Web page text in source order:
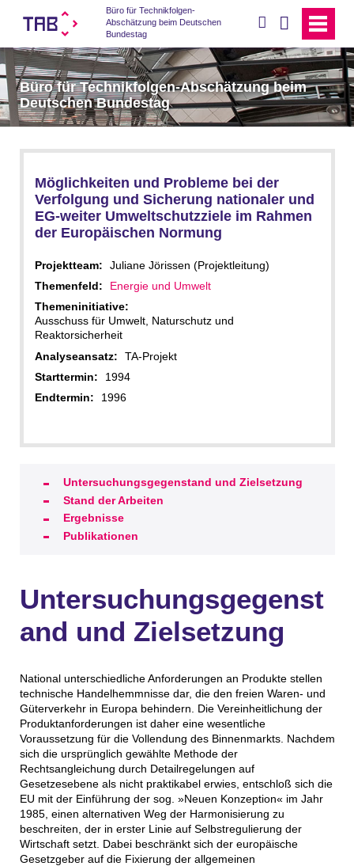
Büro für Technikfolgen-
Abschätzung beim Deutschen
Bundestag
Büro für Technikfolgen-Abschätzung beim
Deutschen Bundestag
Möglichkeiten und Probleme bei der
Verfolgung und Sicherung nationaler und
EG-weiter Umweltschutzziele im Rahmen
der Europäischen Normung
Projektteam:
Juliane Jörissen (Projektleitung)
Themenfeld:
Energie und Umwelt
Themeninitiative:
Ausschuss für Umwelt, Naturschutz und
Reaktorsicherheit
Analyseansatz:
TA-Projekt
Starttermin:
1994
Endtermin:
1996
Untersuchungsgegenstand und Zielsetzung
Stand der Arbeiten
Ergebnisse
Publikationen
Untersuchungsgegenst
and und Zielsetzung
National unterschiedliche Anforderungen an Produkte stellen
technische Handelhemmnisse dar, die den freien Waren- und
Güterverkehr in Europa behindern. Die Vereinheitlichung der
Produktanforderungen ist daher eine wesentliche
Voraussetzung für die Vollendung des Binnenmarkts. Nachdem
sich die ursprünglich gewählte Methode der
Rechtsangleichung durch Detailregelungen auf
Gesetzesebene als nicht praktikabel erwies, entschloß sich die
EU mit der Einführung der sog. »Neuen Konzeption« im Jahr
1985, einen alternativen Weg der Harmonisierung zu
beschreiten, der in erster Linie auf Selbstregulierung der
Wirtschaft setzt. Dabei beschränkt sich der europäische
Gesetzgeber auf die Fixierung der allgemeinen